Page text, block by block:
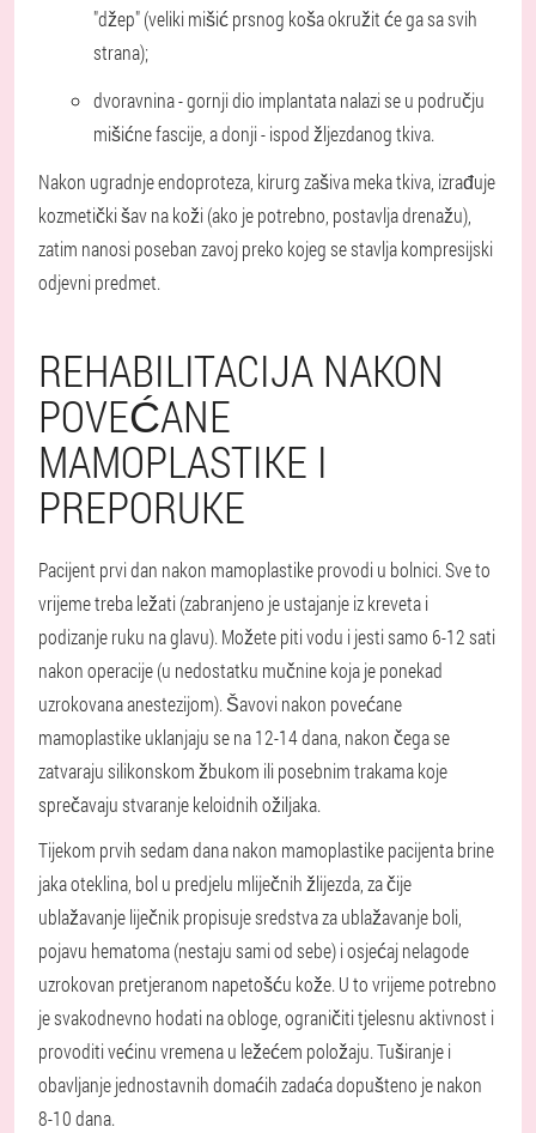
"džep" (veliki mišić prsnog koša okružit će ga sa svih
strana);
dvoravnina - gornji dio implantata nalazi se u području
mišićne fascije, a donji - ispod žljezdanog tkiva.
Nakon ugradnje endoproteza, kirurg zašiva meka tkiva, izrađuje
kozmetički šav na koži (ako je potrebno, postavlja drenažu),
zatim nanosi poseban zavoj preko kojeg se stavlja kompresijski
odjevni predmet.
REHABILITACIJA NAKON
POVEĆANE
MAMOPLASTIKE I
PREPORUKE
Pacijent prvi dan nakon mamoplastike provodi u bolnici. Sve to
vrijeme treba ležati (zabranjeno je ustajanje iz kreveta i
podizanje ruku na glavu). Možete piti vodu i jesti samo 6-12 sati
nakon operacije (u nedostatku mučnine koja je ponekad
uzrokovana anestezijom). Šavovi nakon povećane
mamoplastike uklanjaju se na 12-14 dana, nakon čega se
zatvaraju silikonskom žbukom ili posebnim trakama koje
sprečavaju stvaranje keloidnih ožiljaka.
Tijekom prvih sedam dana nakon mamoplastike pacijenta brine
jaka oteklina, bol u predjelu mliječnih žlijezda, za čije
ublažavanje liječnik propisuje sredstva za ublažavanje boli,
pojavu hematoma (nestaju sami od sebe) i osjećaj nelagode
uzrokovan pretjeranom napetošću kože. U to vrijeme potrebno
je svakodnevno hodati na obloge, ograničiti tjelesnu aktivnost i
provoditi većinu vremena u ležećem položaju. Tuširanje i
obavljanje jednostavnih domaćih zadaća dopušteno je nakon
8-10 dana.